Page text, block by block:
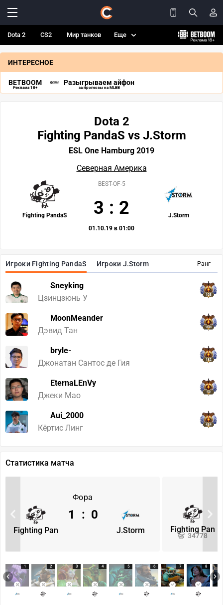
Dota 2 CS2 Мир танков Еще
ИНТЕРЕСНОЕ
BETBOOM
Реклама 18+
Разыгрываем айфон
за прогнозы на MLBB
Ранг
Игроки Fighting PandaS Игроки J.Storm
Sneyking
Цзинцзюнь У
103
MoonMeander
Дэвид Тан
908
bryle-
Джонатан Сантос де Гия
182
EternaLEnVy
Джеки Мао
59
Aui_2000
Кёртис Линг
434
Dota 2
Fighting PandaS vs J.Storm
ESL One Hamburg 2019
Северная Америка
Fighting PandaS J.Storm
BEST-OF-5
3 : 2
01.10.19 в 01:00
Статистика матча
Фора
Fighting Pan J.Storm
1 : 0
Fighting Pan
34778
1 2 3 4 5 6 7 8